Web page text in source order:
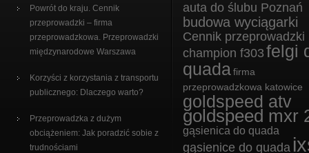
Powrót do kraju. Cennik
przeprowadzki – firma
przeprowadzkowa. Przeprowadzki
międzynarodowe Warszawa
Korzyści z korzystania z transportu
publicznego: Dlaczego warto?
Przeprowadzka z dużym
obciążeniem: Jak poradzić sobie z
trudnościami
auta do ślubu Poznań
budowa wyciągarki
Cennik przeprowadzki
champion f303 felgi
quada firma
przeprowadzkowa katowice
goldspeed atv
goldspeed mxr
gąsienica do quada
gąsienice do quada